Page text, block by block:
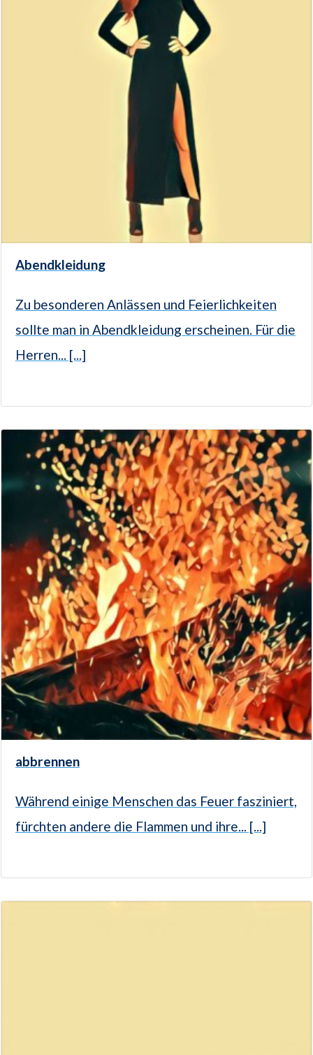
Abendkleidung
Zu besonderen Anlässen und Feierlichkeiten
sollte man in Abendkleidung erscheinen. Für die
Herren... [...]
abbrennen
Während einige Menschen das Feuer fasziniert,
fürchten andere die Flammen und ihre... [...]